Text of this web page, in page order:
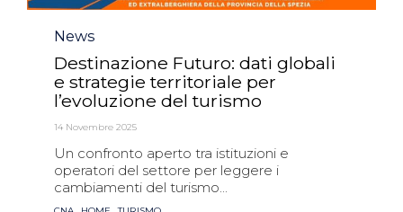
Category
News
Destinazione Futuro: dati globali
e strategie territoriale per
l’evoluzione del turismo
14 Novembre 2025
Un confronto aperto tra istituzioni e
operatori del settore per leggere i
cambiamenti del turismo...
Tags